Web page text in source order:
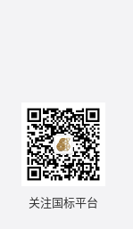
关注国标平台